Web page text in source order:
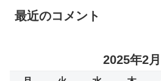
最近のコメント
2025年2月